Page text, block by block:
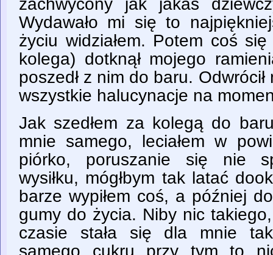
Wydawało mi się to
życiu widziałem. Potem coś
kolega) dotknął mojego
poszedł z nim do baru.
wszystkie halucynacje na
Jak szedłem za kolegą do
mnie samego, leciałem w
piórko, poruszanie się nie
wysiłku, mógłbym tak latać
barze wypiłem coś, a później
gumy do życia. Niby nic
czasie stała się dla mnie
samego cukru przy tym to